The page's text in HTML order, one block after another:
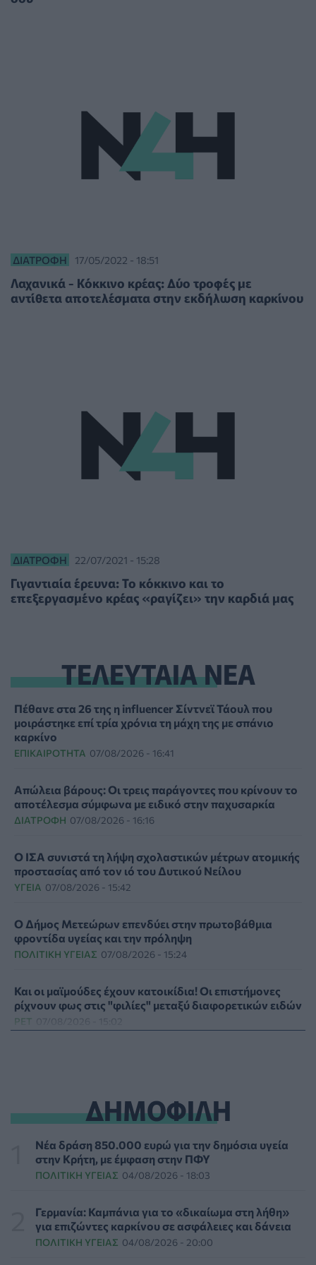
ΔΙΑΤΡΟΦΉ 17/05/2022 - 18:51
Λαχανικά - Κόκκινο κρέας: Δύο τροφές με
αντίθετα αποτελέσματα στην εκδήλωση καρκίνου
ΔΙΑΤΡΟΦΉ 22/07/2021 - 15:28
Γιγαντιαία έρευνα: Το κόκκινο και το
επεξεργασμένο κρέας «ραγίζει» την καρδιά μας
ΤΕΛΕΥΤΑΙΑ ΝΕΑ
Πέθανε στα 26 της η influencer Σίντνεϊ Τάουλ που
μοιράστηκε επί τρία χρόνια τη μάχη της με σπάνιο
καρκίνο
ΕΠΙΚΑΙΡΌΤΗΤΑ 07/08/2026 - 16:41
Απώλεια βάρους: Οι τρεις παράγοντες που κρίνουν το
αποτέλεσμα σύμφωνα με ειδικό στην παχυσαρκία
ΔΙΑΤΡΟΦΉ 07/08/2026 - 16:16
Ο ΙΣΑ συνιστά τη λήψη σχολαστικών μέτρων ατομικής
προστασίας από τον ιό του Δυτικού Νείλου
ΥΓΕΊΑ 07/08/2026 - 15:42
Ο Δήμος Μετεώρων επενδύει στην πρωτοβάθμια
φροντίδα υγείας και την πρόληψη
ΠΟΛΙΤΙΚΉ ΥΓΕΊΑΣ 07/08/2026 - 15:24
Και οι μαϊμούδες έχουν κατοικίδια! Οι επιστήμονες
ρίχνουν φως στις "φιλίες" μεταξύ διαφορετικών ειδών
PET 07/08/2026 - 15:02
Ηλεκτρικά πατίνια: 3,5 φορές μεγαλύτερος ο κίνδυνος
σοβαρής εγκεφαλικής κάκωσης
ΥΓΕΊΑ 07/08/2026 - 14:00
τον χρόνο για φάρμακα GLP-1 στους εργαζομένους
ΥΠΗΡΕΣΊΕΣ ΥΓΕΊΑΣ 07/08/2026 - 13:00
ΔΗΜΟΦΙΛΗ
Νέα δράση 850.000 ευρώ για την δημόσια υγεία
στην Κρήτη, με έμφαση στην ΠΦΥ
ΠΟΛΙΤΙΚΉ ΥΓΕΊΑΣ 04/08/2026 - 18:03
Γερμανία: Καμπάνια για το «δικαίωμα στη λήθη»
για επιζώντες καρκίνου σε ασφάλειες και δάνεια
ΠΟΛΙΤΙΚΉ ΥΓΕΊΑΣ 04/08/2026 - 20:00